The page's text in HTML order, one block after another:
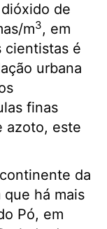
de
m3, em
cientistas é
urbana
finas
azoto, este
da
que há mais
Pó, em